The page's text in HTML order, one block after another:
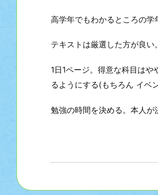
高学年でもわかるところの学
テキストは厳選した方が良
1日1ページ。得意な科目は
るようにする(もちろん イベ
勉強の時間を決める。本人が